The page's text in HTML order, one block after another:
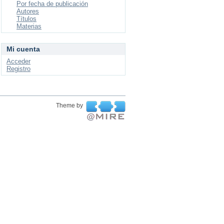
Por fecha de publicación
Autores
Títulos
Materias
Mi cuenta
Acceder
Registro
Theme by